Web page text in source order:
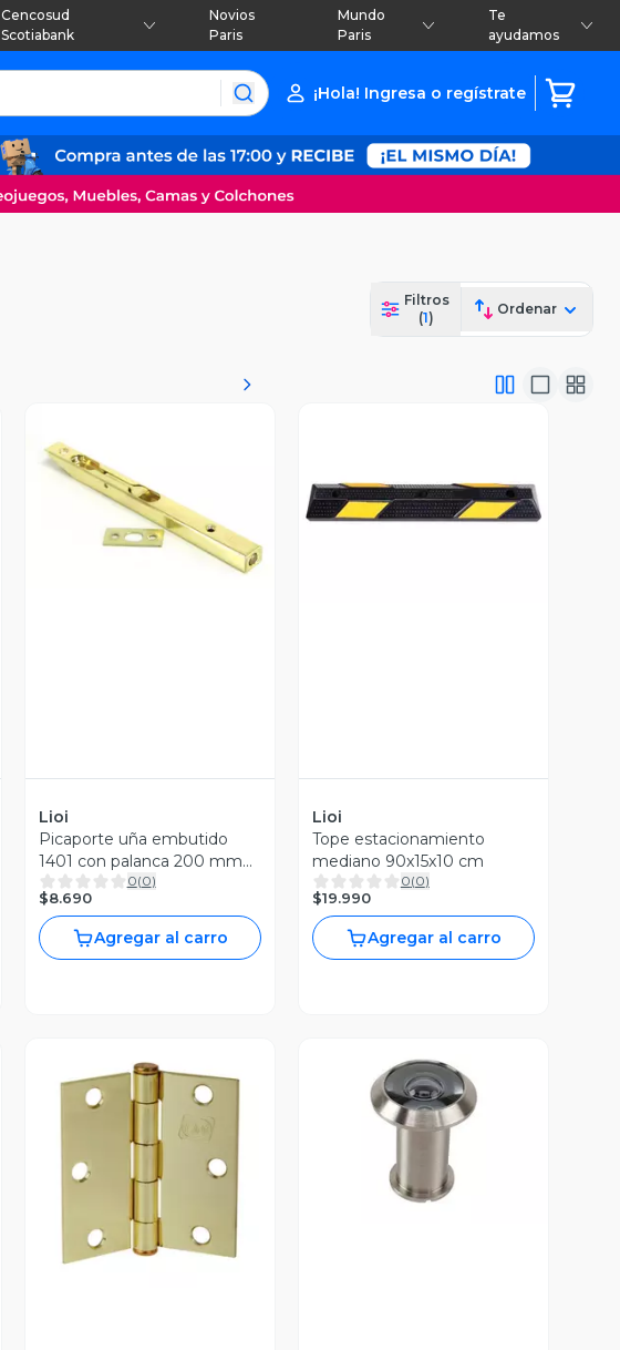
Cencosud
Scotiabank
Novios
Paris
Mundo
Paris
Te
ayudamos
¡Hola! Ingresa o regístrate
Filtros
(1)
Ordenar
Vista Previa
Lioi
Picaporte uña embutido
1401 con palanca 200 mm
Lioi
0(0)
$8.690
Agregar al carro
Vista Previa
Lioi
Tope estacionamiento
mediano 90x15x10 cm
0(0)
$19.990
Agregar al carro
Vista Previa
Vista Previa